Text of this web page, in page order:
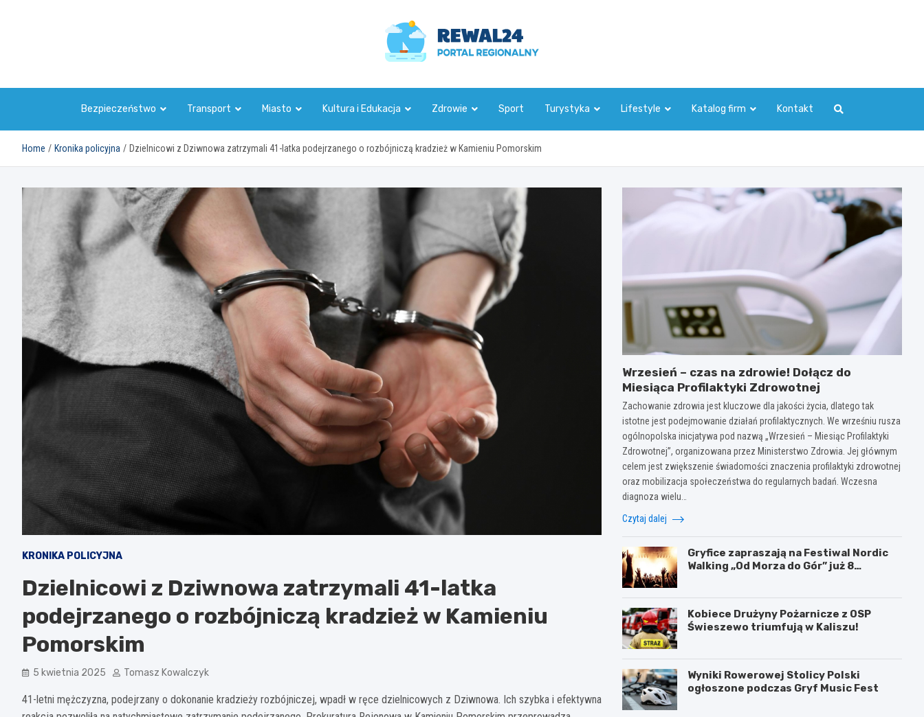
rewal24.pl
Bezpieczeństwo Transport Miasto Kultura i Edukacja Zdrowie Sport Turystyka Lifestyle Katalog firm Kontakt
Home Kronika policyjna Dzielnicowi z Dziwnowa zatrzymali 41-latka podejrzanego o rozbójniczą kradzież w Kamieniu Pomorskim
KRONIKA POLICYJNA
Dzielnicowi z Dziwnowa zatrzymali 41-latka
podejrzanego o rozbójniczą kradzież w Kamieniu
Pomorskim
5 kwietnia 2025 Tomasz Kowalczyk
41-letni mężczyzna, podejrzany o dokonanie kradzieży rozbójniczej, wpadł w ręce dzielnicowych z Dziwnowa. Ich szybka i efektywna
Wrzesień – czas na zdrowie! Dołącz do
Miesiąca Profilaktyki Zdrowotnej
Zachowanie zdrowia jest kluczowe dla jakości życia, dlatego tak
istotne jest podejmowanie działań profilaktycznych. We wrześniu rusza
ogólnopolska inicjatywa pod nazwą „Wrzesień – Miesiąc Profilaktyki
Zdrowotnej”, organizowana przez Ministerstwo Zdrowia. Jej głównym
celem jest zwiększenie świadomości znaczenia profilaktyki zdrowotnej
oraz mobilizacja społeczeństwa do regularnych badań. Wczesna
diagnoza wielu…
Czytaj dalej
Gryfice zapraszają na Festiwal Nordic
Walking „Od Morza do Gór” już 8
Kobiece Drużyny Pożarnicze z OSP
Świeszewo triumfują w Kaliszu!
Wyniki Rowerowej Stolicy Polski
ogłoszone podczas Gryf Music Fest